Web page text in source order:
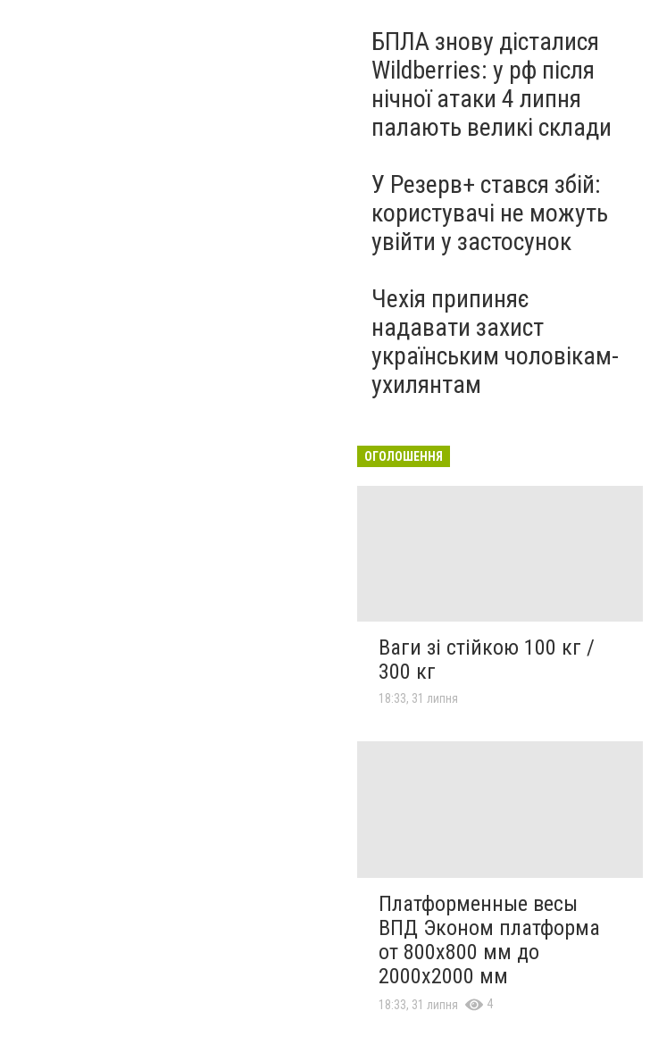
БПЛА знову дісталися
Wildberries: у рф після
нічної атаки 4 липня
палають великі склади
У Резерв+ стався збій:
користувачі не можуть
увійти у застосунок
Чехія припиняє
надавати захист
українським чоловікам-
ухилянтам
ОГОЛОШЕННЯ
Ваги зі стійкою 100 кг /
300 кг
18:33, 31 липня
Платформенные весы
ВПД Эконом платформа
от 800х800 мм до
2000х2000 мм
18:33, 31 липня 4